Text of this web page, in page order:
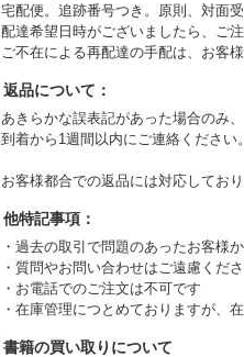
宅配便。追跡番号つき。原則、対面
配達希望日時がございましたら、ご
ご不在による再配達の手配は、お客
返品について：
あきらかな誤表記があった場合のみ
到着から1週間以内にご連絡ください
お客様都合での返品には対応してお
他特記事項：
・過去の取引で問題のあったお客様
・質問やお問い合わせはご遠慮くだ
・お電話でのご注文は不可です
・在庫管理につとめておりますが、
書籍の買い取りについて